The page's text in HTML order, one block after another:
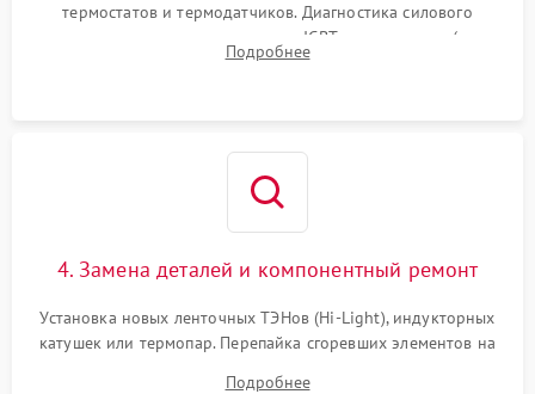
термостатов и термодатчиков. Диагностика силового
модуля, реле, диодных мостов и IGBT-транзисторов (для
индукции). Проверка кранов и газ-контроля (для газовых
Подробнее
4. Замена деталей и компонентный ремонт
Установка новых ленточных ТЭНов (Hi-Light), индукторных
катушек или термопар. Перепайка сгоревших элементов на
Подробнее